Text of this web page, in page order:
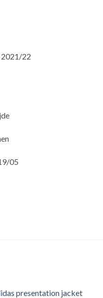
2021/22
05
presentation jacket